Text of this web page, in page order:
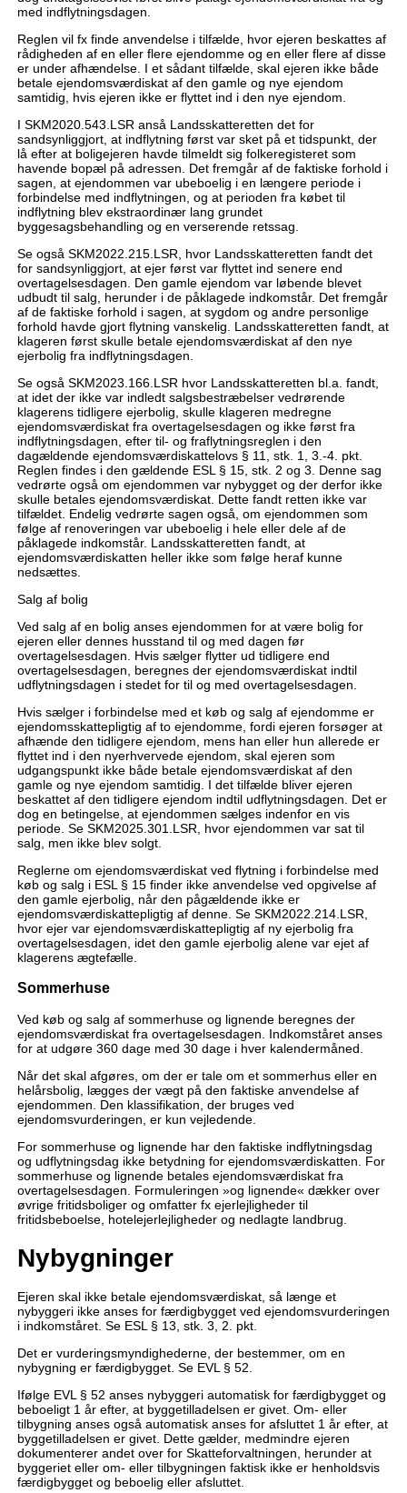
med indflytningsdagen.
Reglen vil fx finde anvendelse i tilfælde, hvor ejeren beskattes af
rådigheden af en eller flere ejendomme og en eller flere af disse
er under afhændelse. I et sådant tilfælde, skal ejeren ikke både
betale ejendomsværdiskat af den gamle og nye ejendom
samtidig, hvis ejeren ikke er flyttet ind i den nye ejendom.
I SKM2020.543.LSR anså Landsskatteretten det for
sandsynliggjort, at indflytning først var sket på et tidspunkt, der
lå efter at boligejeren havde tilmeldt sig folkeregisteret som
havende bopæl på adressen. Det fremgår af de faktiske forhold i
sagen, at ejendommen var ubeboelig i en længere periode i
forbindelse med indflytningen, og at perioden fra købet til
indflytning blev ekstraordinær lang grundet
byggesagsbehandling og en verserende retssag.
Se også SKM2022.215.LSR, hvor Landsskatteretten fandt det
for sandsynliggjort, at ejer først var flyttet ind senere end
overtagelsesdagen. Den gamle ejendom var løbende blevet
udbudt til salg, herunder i de påklagede indkomstår. Det fremgår
af de faktiske forhold i sagen, at sygdom og andre personlige
forhold havde gjort flytning vanskelig. Landsskatteretten fandt, at
klageren først skulle betale ejendomsværdiskat af den nye
ejerbolig fra indflytningsdagen.
Se også SKM2023.166.LSR hvor Landsskatteretten bl.a. fandt,
at idet der ikke var indledt salgsbestræbelser vedrørende
klagerens tidligere ejerbolig, skulle klageren medregne
ejendomsværdiskat fra overtagelsesdagen og ikke først fra
indflytningsdagen, efter til- og fraflytningsreglen i den
dagældende ejendomsværdiskattelovs § 11, stk. 1, 3.-4. pkt.
Reglen findes i den gældende ESL § 15, stk. 2 og 3. Denne sag
vedrørte også om ejendommen var nybygget og der derfor ikke
skulle betales ejendomsværdiskat. Dette fandt retten ikke var
tilfældet. Endelig vedrørte sagen også, om ejendommen som
følge af renoveringen var ubeboelig i hele eller dele af de
påklagede indkomstår. Landsskatteretten fandt, at
ejendomsværdiskatten heller ikke som følge heraf kunne
nedsættes.
Salg af bolig
Ved salg af en bolig anses ejendommen for at være bolig for
ejeren eller dennes husstand til og med dagen før
overtagelsesdagen. Hvis sælger flytter ud tidligere end
overtagelsesdagen, beregnes der ejendomsværdiskat indtil
udflytningsdagen i stedet for til og med overtagelsesdagen.
Hvis sælger i forbindelse med et køb og salg af ejendomme er
ejendomsskattepligtig af to ejendomme, fordi ejeren forsøger at
afhænde den tidligere ejendom, mens han eller hun allerede er
flyttet ind i den nyerhvervede ejendom, skal ejeren som
udgangspunkt ikke både betale ejendomsværdiskat af den
gamle og nye ejendom samtidig. I det tilfælde bliver ejeren
beskattet af den tidligere ejendom indtil udflytningsdagen. Det er
dog en betingelse, at ejendommen sælges indenfor en vis
periode. Se SKM2025.301.LSR, hvor ejendommen var sat til
salg, men ikke blev solgt.
Reglerne om ejendomsværdiskat ved flytning i forbindelse med
køb og salg i ESL § 15 finder ikke anvendelse ved opgivelse af
den gamle ejerbolig, når den pågældende ikke er
ejendomsværdiskattepligtig af denne. Se SKM2022.214.LSR,
hvor ejer var ejendomsværdiskattepligtig af ny ejerbolig fra
overtagelsesdagen, idet den gamle ejerbolig alene var ejet af
klagerens ægtefælle.
Sommerhuse
Ved køb og salg af sommerhuse og lignende beregnes der
ejendomsværdiskat fra overtagelsesdagen. Indkomståret anses
for at udgøre 360 dage med 30 dage i hver kalendermåned.
Når det skal afgøres, om der er tale om et sommerhus eller en
helårsbolig, lægges der vægt på den faktiske anvendelse af
ejendommen. Den klassifikation, der bruges ved
ejendomsvurderingen, er kun vejledende.
For sommerhuse og lignende har den faktiske indflytningsdag
og udflytningsdag ikke betydning for ejendomsværdiskatten. For
sommerhuse og lignende betales ejendomsværdiskat fra
overtagelsesdagen. Formuleringen »og lignende« dækker over
øvrige fritidsboliger og omfatter fx ejerlejligheder til
fritidsbeboelse, hotelejerlejligheder og nedlagte landbrug.
Nybygninger
Ejeren skal ikke betale ejendomsværdiskat, så længe et
nybyggeri ikke anses for færdigbygget ved ejendomsvurderingen
i indkomståret. Se ESL § 13, stk. 3, 2. pkt.
Det er vurderingsmyndighederne, der bestemmer, om en
nybygning er færdigbygget. Se EVL § 52.
Ifølge EVL § 52 anses nybyggeri automatisk for færdigbygget og
beboeligt 1 år efter, at byggetilladelsen er givet. Om- eller
tilbygning anses også automatisk anses for afsluttet 1 år efter, at
byggetilladelsen er givet. Dette gælder, medmindre ejeren
dokumenterer andet over for Skatteforvaltningen, herunder at
byggeriet eller om- eller tilbygningen faktisk ikke er henholdsvis
færdigbygget og beboelig eller afsluttet.